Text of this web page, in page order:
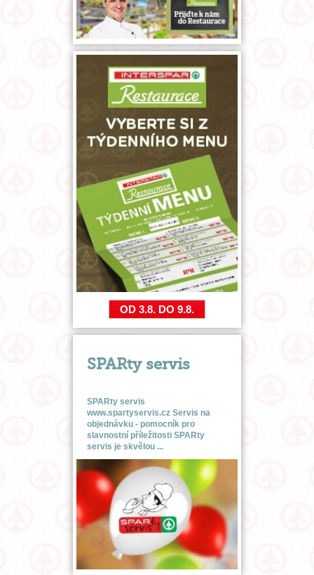
OD 3.8. DO 9.8.
SPARty servis
SPARty servis
www.spartyservis.cz Servis na
objednávku - pomocník pro
slavnostní příležitosti SPARty
servis je skvělou ...